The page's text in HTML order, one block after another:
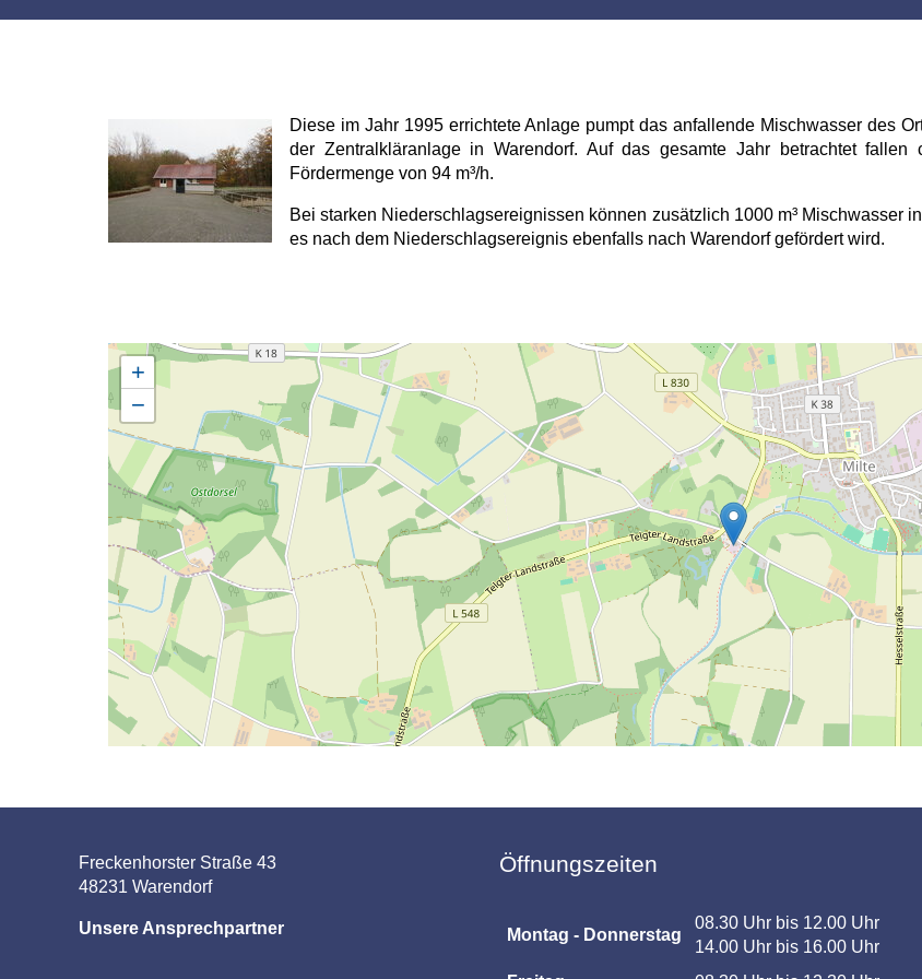
Diese im Jahr 1995 errichtete Anlage pumpt das anfallende Mischwasser des
der Zentralkläranlage in Warendorf. Auf das gesamte Jahr betrachtet
Fördermenge von 94 m³/h.
Bei starken Niederschlagsereignissen können zusätzlich 1000 m³ Mischwasser
es nach dem Niederschlagsereignis ebenfalls nach Warendorf gefördert wird.
+
−
Freckenhorster Straße 43
48231 Warendorf
Unsere Ansprechpartner
Öffnungszeiten
Montag - Donnerstag
08.30 Uhr bis 12.00 Uhr
14.00 Uhr bis 16.00 Uhr